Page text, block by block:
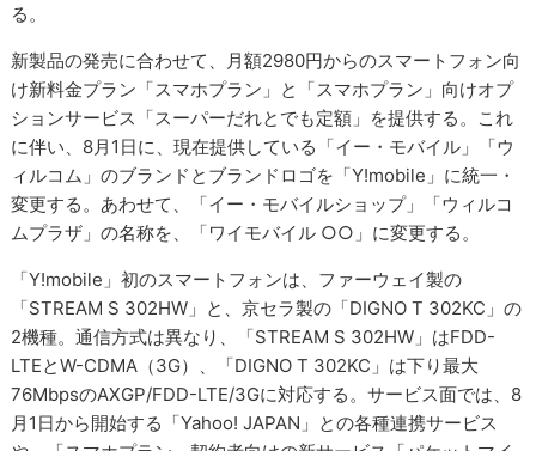
る。
新製品の発売に合わせて、月額2980円からのスマートフォン向
け新料金プラン「スマホプラン」と「スマホプラン」向けオプ
ションサービス「スーパーだれとでも定額」を提供する。これ
に伴い、8月1日に、現在提供している「イー・モバイル」「ウ
ィルコム」のブランドとブランドロゴを「Y!mobile」に統一・
変更する。あわせて、「イー・モバイルショップ」「ウィルコ
ムプラザ」の名称を、「ワイモバイル ○○」に変更する。
「Y!mobile」初のスマートフォンは、ファーウェイ製の
「STREAM S 302HW」と、京セラ製の「DIGNO T 302KC」の
2機種。通信方式は異なり、「STREAM S 302HW」はFDD-
LTEとW-CDMA（3G）、「DIGNO T 302KC」は下り最大
76MbpsのAXGP/FDD-LTE/3Gに対応する。サービス面では、8
月1日から開始する「Yahoo! JAPAN」との各種連携サービス